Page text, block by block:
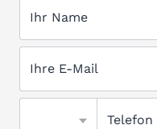
Ihr Name
Ihre E-Mail
Telefon